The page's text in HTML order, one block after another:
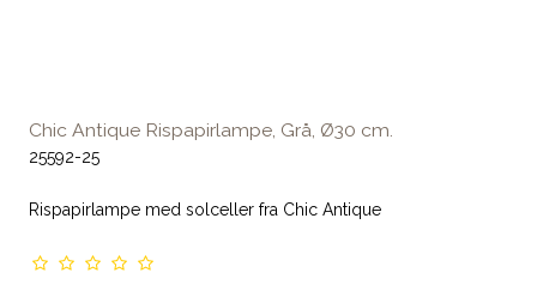
Chic Antique Rispapirlampe, Grå, Ø30 cm.
25592-25
Rispapirlampe med solceller fra Chic Antique